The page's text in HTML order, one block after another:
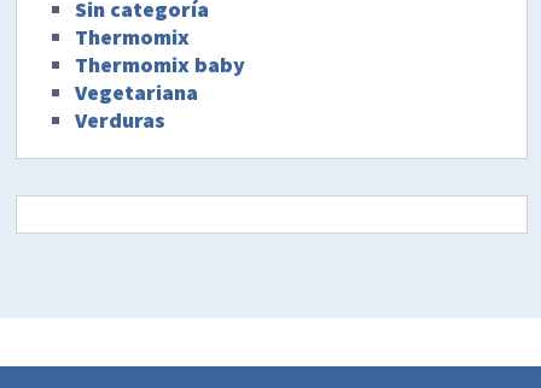
Sin categoría
Thermomix
Thermomix baby
Vegetariana
Verduras